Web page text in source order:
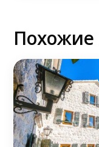
Похожие